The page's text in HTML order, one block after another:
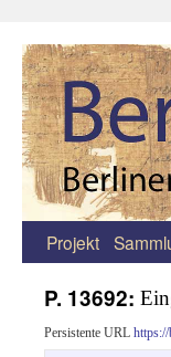
Zum
springen
Projekt
P. 13692:
Persistente URL